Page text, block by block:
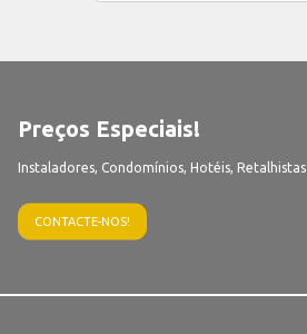
Preços Especiais!
Instaladores, Condomínios, Hotéis, Retalhistas
CONTACTE-NOS!